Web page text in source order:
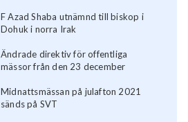
F Azad Shaba utnämnd till biskop i
Dohuk i norra Irak
Ändrade direktiv för offentliga
mässor från den 23 december
Midnattsmässan på julafton 2021
sänds på SVT